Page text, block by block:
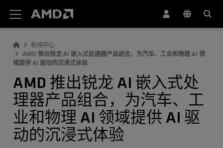
新闻中心
AMD 推出锐龙 AI 嵌入式处理器产品组合，为汽车、工业和物理 AI 领
域提供 AI 驱动的沉浸式体验
AMD 推出锐龙 AI 嵌入式处
理器产品组合，为汽车、工
业和物理 AI 领域提供 AI 驱
动的沉浸式体验